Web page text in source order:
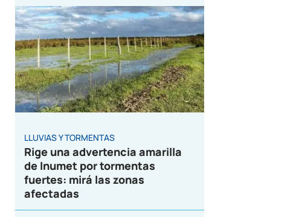
LLUVIAS Y TORMENTAS
Rige una advertencia amarilla
de Inumet por tormentas
fuertes: mirá las zonas
afectadas